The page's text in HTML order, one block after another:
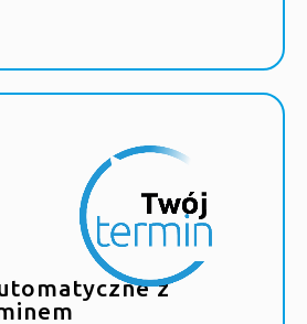
po kursie określonym
gdy zlecony kurs spotka się z
lub będzie niższy (dla
jest doliczana żadna prowizja
transakcji 200 PLN lub 50
z